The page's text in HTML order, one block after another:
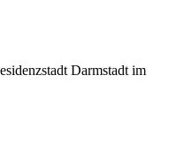
Darmstadt im